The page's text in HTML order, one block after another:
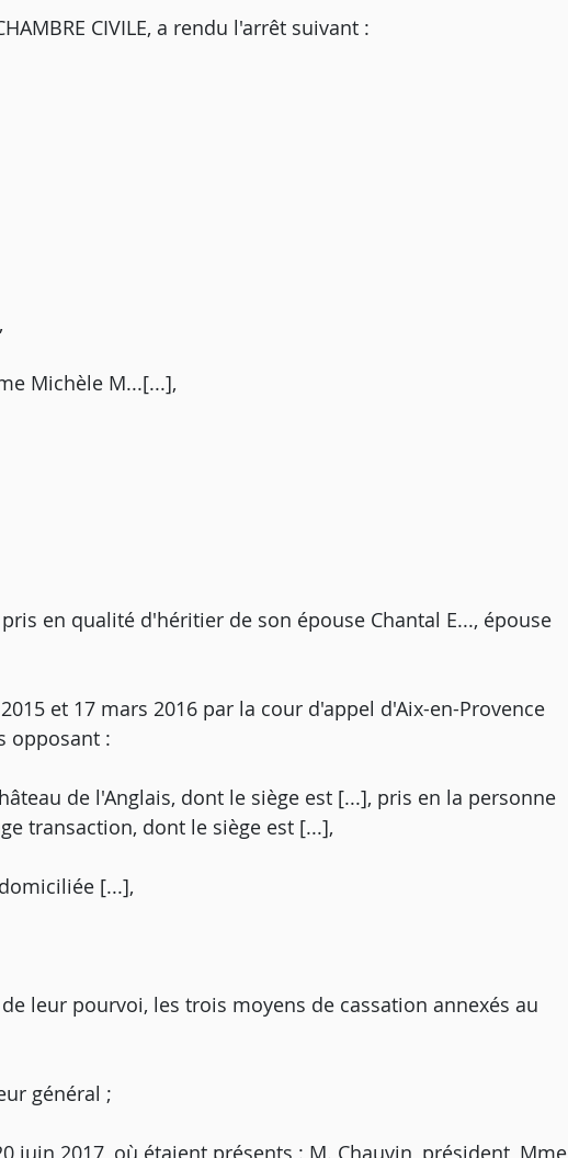
CIVILE, a rendu l'arrêt suivant :
Michèle M...[...],
en qualité d'héritier de son épouse Chantal E..., épouse
et 17 mars 2016 par la cour d'appel d'Aix-en-Provence
opposant :
de l'Anglais, dont le siège est [...], pris en la personne
transaction, dont le siège est [...],
[...],
leur pourvoi, les trois moyens de cassation annexés au
général ;
juin 2017, où étaient présents : M. Chauvin, président, Mme